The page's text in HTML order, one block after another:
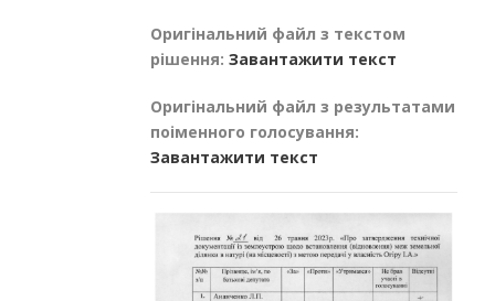
Оригінальний файл з текстом
рішення: Завантажити текст
Оригінальний файл з результатами
поіменного голосування:
Завантажити текст